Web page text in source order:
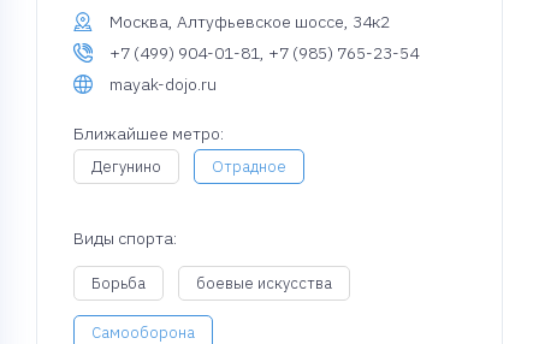
Москва, Алтуфьевское шоссе, 34к2
+7 (499) 904-01-81, +7 (985) 765-23-54
mayak-dojo.ru
Ближайшее метро:
Дегунино Отрадное
Виды спорта:
Борьба боевые искусства
Самооборона